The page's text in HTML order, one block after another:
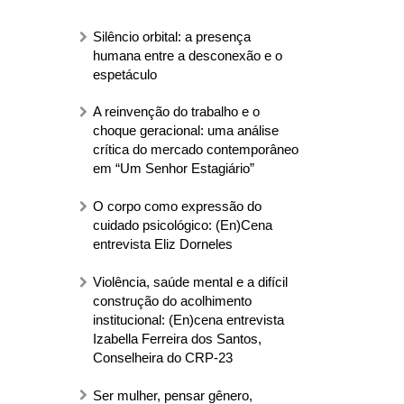
Silêncio orbital: a presença
humana entre a desconexão e o
espetáculo
A reinvenção do trabalho e o
choque geracional: uma análise
crítica do mercado contemporâneo
em “Um Senhor Estagiário”
O corpo como expressão do
cuidado psicológico: (En)Cena
entrevista Eliz Dorneles
Violência, saúde mental e a difícil
construção do acolhimento
institucional: (En)cena entrevista
Izabella Ferreira dos Santos,
Conselheira do CRP-23
Ser mulher, pensar gênero,